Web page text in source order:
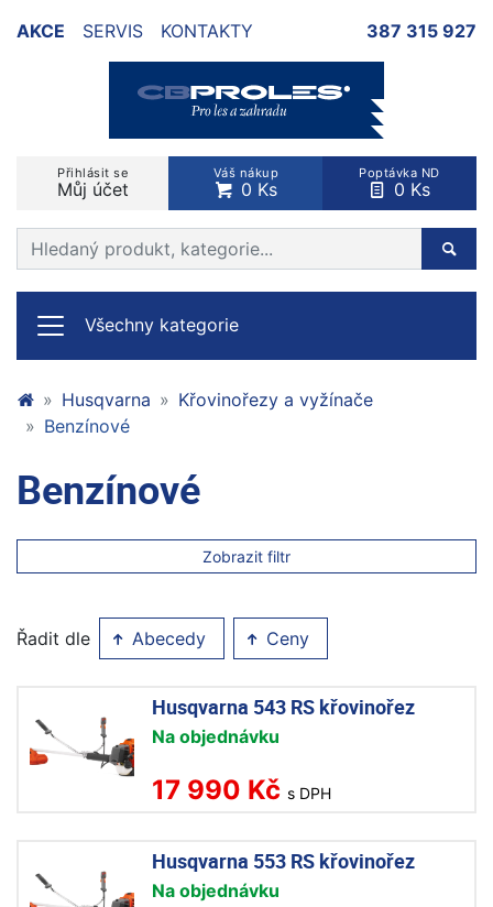
AKCE SERVIS KONTAKTY 387 315 927
Přihlásit se
Můj účet
Váš nákup
0 Ks
Poptávka ND
0 Ks
Prohledat web
Všechny kategorie
Husqvarna
Křovinořezy a vyžínače
Benzínové
Benzínové
Zobrazit filtr
Řadit dle Abecedy Ceny
Husqvarna 543 RS křovinořez
Na objednávku
17 990 Kč s DPH
Husqvarna 553 RS křovinořez
Na objednávku